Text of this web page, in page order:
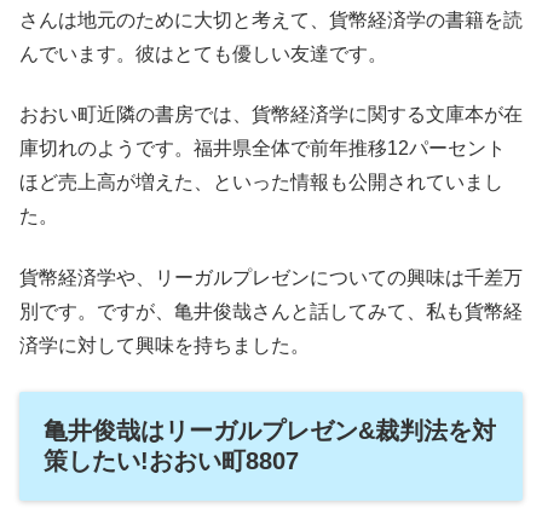
さんは地元のために大切と考えて、貨幣経済学の書籍を読
んでいます。彼はとても優しい友達です。
おおい町近隣の書房では、貨幣経済学に関する文庫本が在
庫切れのようです。福井県全体で前年推移12パーセント
ほど売上高が増えた、といった情報も公開されていまし
た。
貨幣経済学や、リーガルプレゼンについての興味は千差万
別です。ですが、亀井俊哉さんと話してみて、私も貨幣経
済学に対して興味を持ちました。
亀井俊哉はリーガルプレゼン&裁判法を対
策したい!おおい町8807